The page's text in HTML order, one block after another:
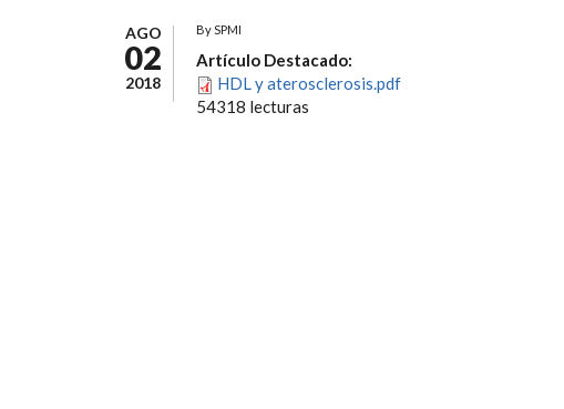
AGO
02
2018
BySPMI
Artículo Destacado:
HDL y aterosclerosis.pdf
54318 lecturas